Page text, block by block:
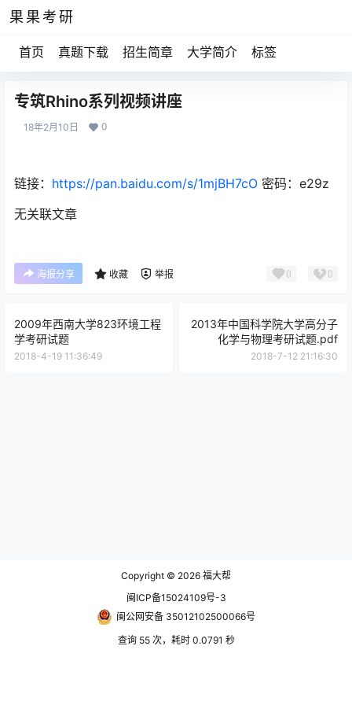
果果考研
首页 真题下载 招生简章 大学简介 标签
专筑Rhino系列视频讲座
18年2月10日 0
链接： https://pan.baidu.com/s/1mjBH7cO 密码： e29z
无关联文章
海报分享 收藏 举报 0 0
2009年西南大学823环境工程
学考研试题
2018-4-19 11:36:49
2013年中国科学院大学高分子
化学与物理考研试题.pdf
2018-7-12 21:16:30
Copyright © 2026 福大帮
闽ICP备15024109号-3
闽公网安备 35012102500066号
查询 55 次，耗时 0.0791 秒